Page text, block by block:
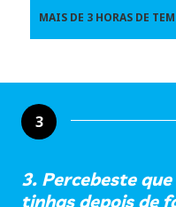
MAIS DE 3 HORAS DE
3
3. Percebeste
tinhas depois de